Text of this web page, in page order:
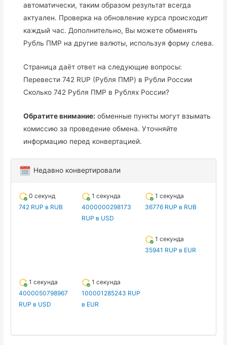
автоматически, таким образом результат всегда
актуален. Проверка на обновление курса происходит
каждый час. Дополнительно, Вы можете обменять
Рубль ПМР на другие валюты, используя форму слева.
Страница даёт ответ на следующие вопросы:
Перевести 742 RUP (Рубля ПМР) в Рубли России
Сколько 742 Рубля ПМР в Рублях России?
Обратите внимание: обменные пункты могут взымать
комиссию за проведение обмена. Уточняйте
информацию перед конвертацией.
Недавно конвертировали
0 секунд
742 RUP в RUB
1 секунда
4000000298173
RUP в USD
1 секунда
36776 RUP в RUB
1 секунда
35941 RUP в EUR
1 секунда
4000050798967
RUP в USD
1 секунда
100001285243 RUP
в EUR